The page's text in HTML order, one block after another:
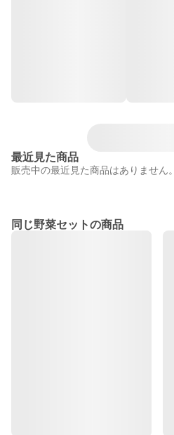
最近見た商品
販売中の最近見た商品はありません。
同じ野菜セットの商品